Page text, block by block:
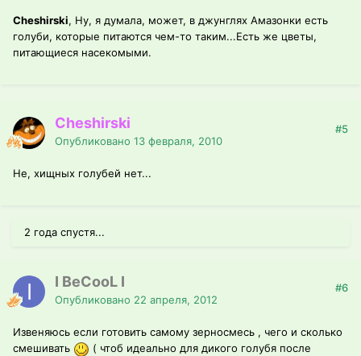
Cheshirski, Ну, я думала, может, в джунглях Амазонки есть
голуби, которые питаются чем-то таким...Есть же цветы,
питающиеся насекомыми.
Cheshirski
Опубликовано 13 февраля, 2010
#5
Не, хищных голубей нет...
2 года спустя...
I BeCooL I
Опубликовано 22 апреля, 2012
#6
Извеняюсь если готовить самому зерносмесь , чего и сколько
смешивать
( чтоб идеально для дикого голубя после